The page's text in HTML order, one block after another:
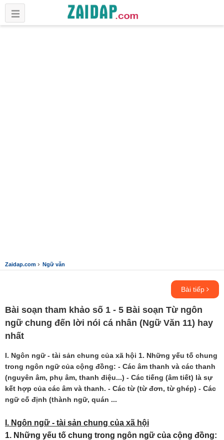
Zaidap.com › Ngữ văn
Bài tiếp
Bài soạn tham khảo số 1 - 5 Bài soạn Từ ngôn
ngữ chung đến lời nói cá nhân (Ngữ Văn 11) hay
nhất
I. Ngôn ngữ - tài sản chung của xã hội 1. Những yếu tố chung
trong ngôn ngữ của cộng đồng: - Các âm thanh và các thanh
(nguyên âm, phụ âm, thanh điệu...) - Các tiếng (âm tiết) là sự
kết hợp của các âm và thanh. - Các từ (từ đơn, từ ghép) - Các
ngữ cố định (thành ngữ, quán ...
I. Ngôn ngữ - tài sản chung của xã hội
1. Những yếu tố chung trong ngôn ngữ của cộng đồng: